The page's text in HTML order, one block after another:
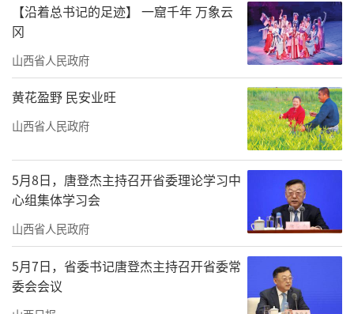
【沿着总书记的足迹】 一窟千年 万象云
冈
山西省人民政府
黄花盈野 民安业旺
山西省人民政府
5月8日，唐登杰主持召开省委理论学习中
心组集体学习会
山西省人民政府
5月7日，省委书记唐登杰主持召开省委常
委会会议